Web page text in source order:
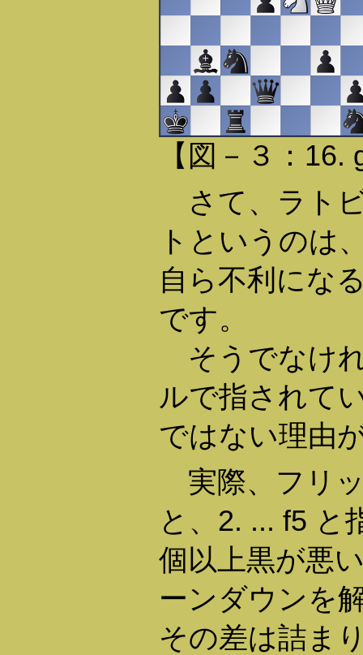
【図－３：16.
さて、ラト
トというのは
自ら不利にな
です。
そうでなけ
ルで指されて
ではない理由
実際、フリ
と、2. ... f5 と
個以上黒が悪
ーンダウンを
その差は詰ま